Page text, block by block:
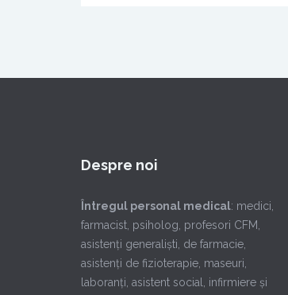
Despre noi
Întregul personal medical: medici,
farmacist, psiholog, profesori CFM,
asistenţi generalişti, de farmacie,
asistenţi de fizioterapie, maseuri,
laboranţi, asistent social, infirmiere şi